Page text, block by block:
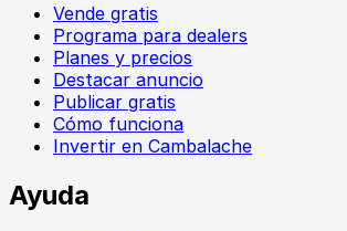
Vende gratis
Programa para dealers
Planes y precios
Destacar anuncio
Publicar gratis
Cómo funciona
Invertir en Cambalache
Ayuda